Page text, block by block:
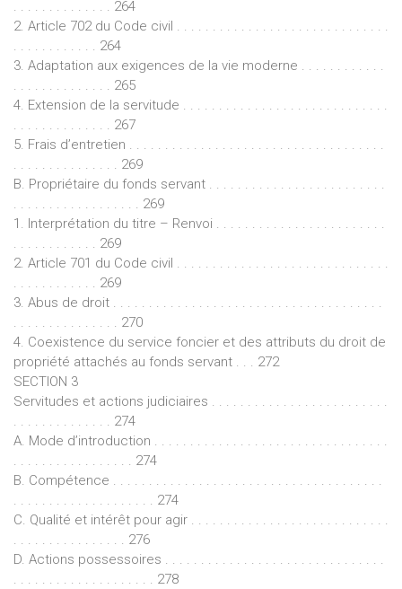
. . . . . . . . . . . . . . 264
2. Article 702 du Code civil . . . . . . . . . . . . . . . . . . . . . . . . . . . . . .
. . . . . . . . . . . . 264
3. Adaptation aux exigences de la vie moderne . . . . . . . . . . . .
. . . . . . . . . . . . . . 265
4. Extension de la servitude . . . . . . . . . . . . . . . . . . . . . . . . . . . . .
. . . . . . . . . . . . . . 267
5. Frais d’entretien . . . . . . . . . . . . . . . . . . . . . . . . . . . . . . . . . . . .
. . . . . . . . . . . . . . . 269
B. Propriétaire du fonds servant . . . . . . . . . . . . . . . . . . . . . . . . .
. . . . . . . . . . . . . . . . . . 269
1. Interprétation du titre – Renvoi . . . . . . . . . . . . . . . . . . . . . . . .
. . . . . . . . . . . . 269
2. Article 701 du Code civil . . . . . . . . . . . . . . . . . . . . . . . . . . . . . .
. . . . . . . . . . . . 269
3. Abus de droit . . . . . . . . . . . . . . . . . . . . . . . . . . . . . . . . . . . . . .
. . . . . . . . . . . . . . . 270
4. Coexistence du service foncier et des attributs du droit de
propriété attachés au fonds servant . . . 272
SECTION 3
Servitudes et actions judiciaires . . . . . . . . . . . . . . . . . . . . . . . . .
. . . . . . . . . . . . . . 274
A. Mode d’introduction . . . . . . . . . . . . . . . . . . . . . . . . . . . . . . . . .
. . . . . . . . . . . . . . . . . 274
B. Compétence . . . . . . . . . . . . . . . . . . . . . . . . . . . . . . . . . . . . . .
. . . . . . . . . . . . . . . . . . . . 274
C. Qualité et intérêt pour agir . . . . . . . . . . . . . . . . . . . . . . . . . . . .
. . . . . . . . . . . . . . . . 276
D. Actions possessoires . . . . . . . . . . . . . . . . . . . . . . . . . . . . . . .
. . . . . . . . . . . . . . . . . . . . 278